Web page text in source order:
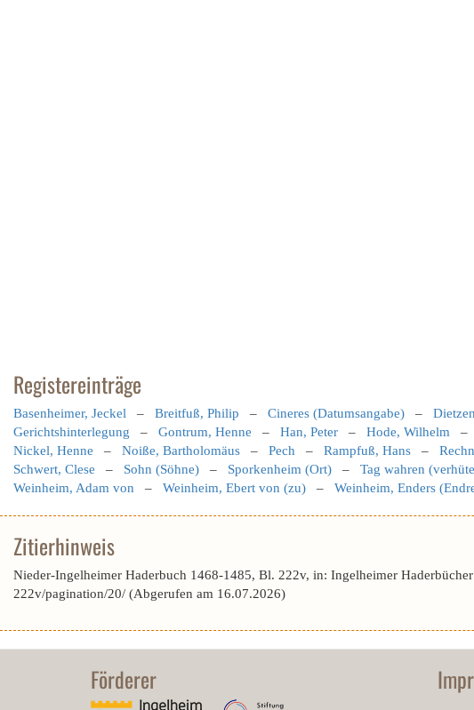
Registereinträge
Basenheimer, Jeckel – Breitfuß, Philip – Cineres (Datumsangabe) –
Gerichtshinterlegung – Gontrum, Henne – Han, Peter – Hode, Wilhelm –
Nickel, Henne – Noiße, Bartholomäus – Pech – Rampfuß, Hans –
Schwert, Clese – Sohn (Söhne) – Sporkenheim (Ort) – Tag wahren
Weinheim, Adam von – Weinheim, Ebert von (zu) – Weinheim, Enders
Zitierhinweis
Nieder-Ingelheimer Haderbuch 1468-1485, Bl. 222v, in: Ingelheimer
222v/pagination/20/ (Abgerufen am 16.07.2026)
Förderer